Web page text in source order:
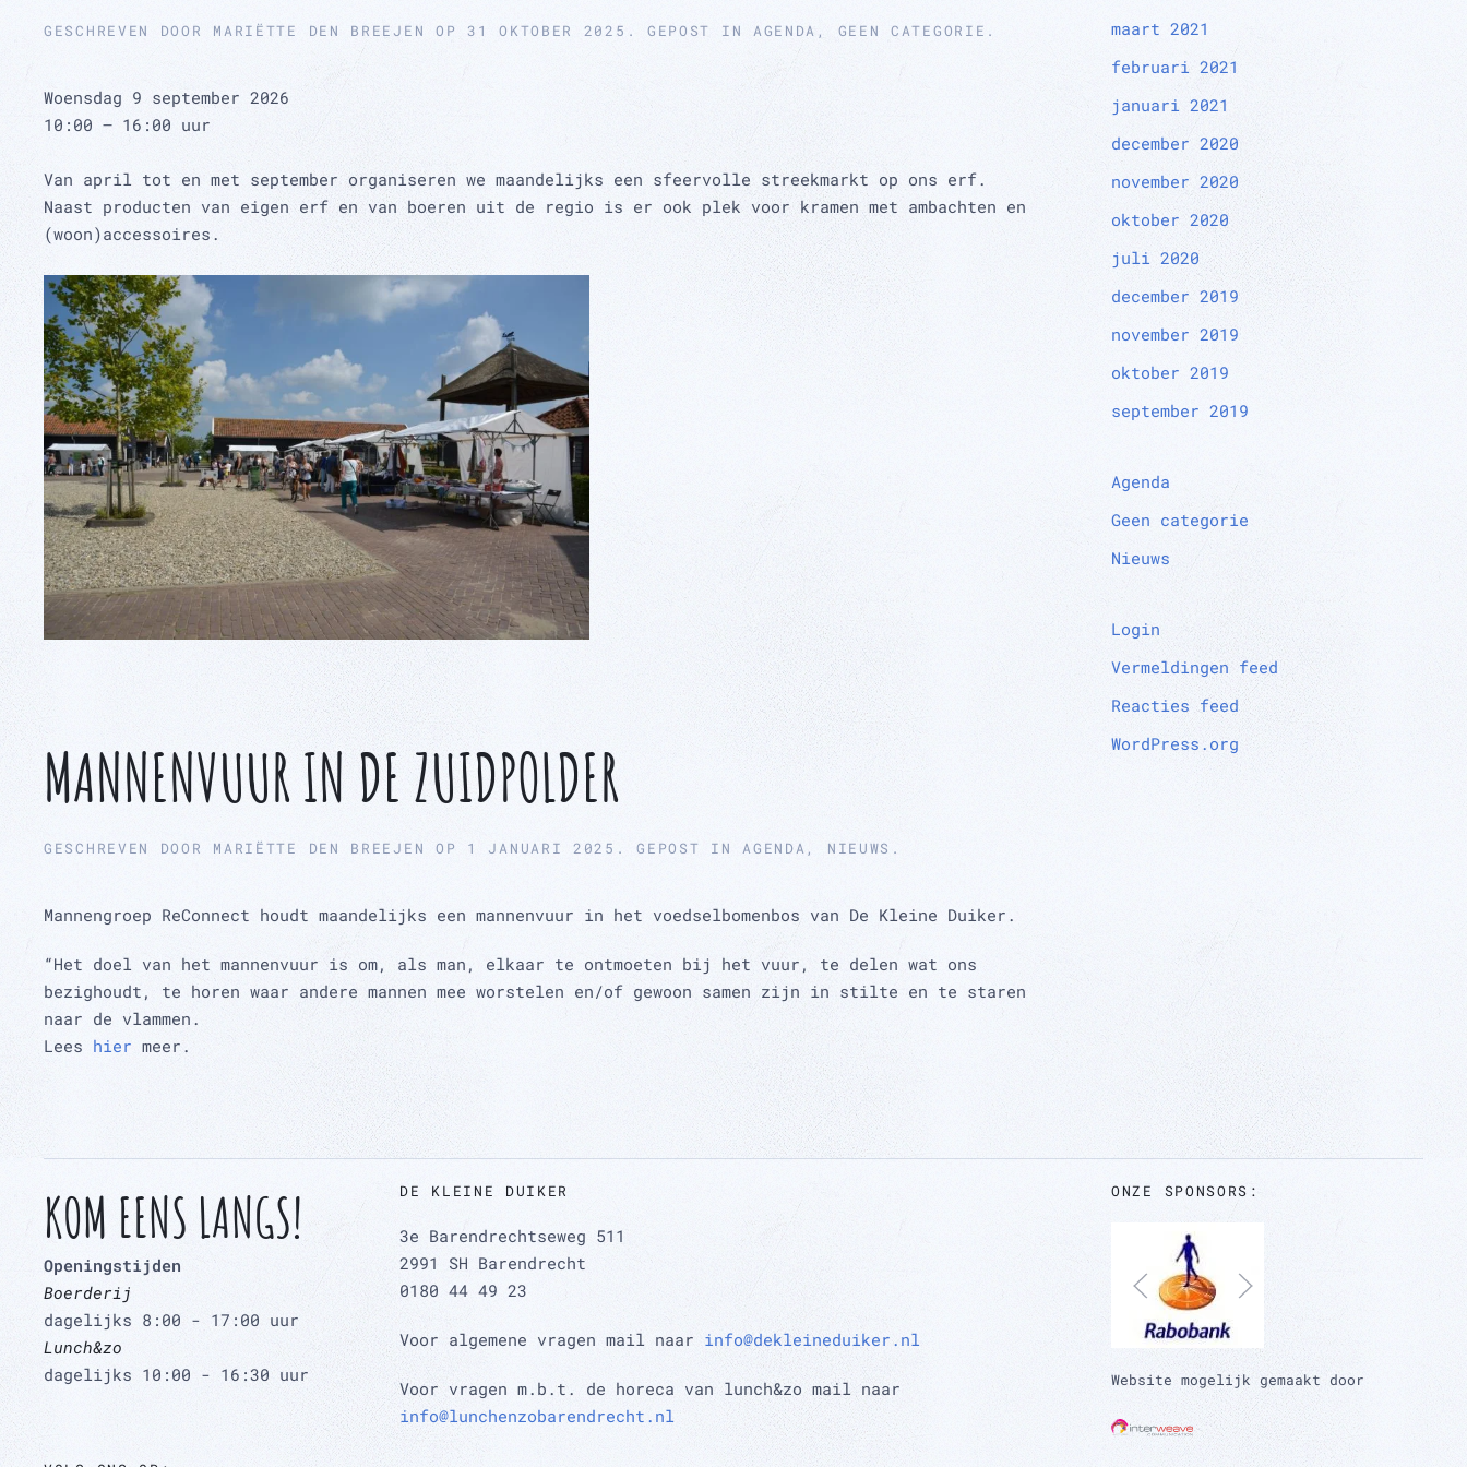
GESCHREVEN DOOR MARIËTTE DEN BREEJEN OP 31 OKTOBER 2025 . GEPOST IN AGENDA , GEEN CATEGORIE .
Woensdag 9 september 2026
10:00 – 16:00 uur
Van april tot en met september organiseren we maandelijks een sfeervolle streekmarkt op ons erf.
Naast producten van eigen erf en van boeren uit de regio is er ook plek voor kramen met ambachten en
(woon)accessoires.
MANNENVUUR IN DE ZUIDPOLDER
GESCHREVEN DOOR MARIËTTE DEN BREEJEN OP 1 JANUARI 2025 . GEPOST INAGENDA, NIEUWS .
Mannengroep ReConnect houdt maandelijks een mannenvuur in het voedselbomenbos van De Kleine Duiker.
“Het doel van het mannenvuur is om, als man, elkaar te ontmoeten bij het vuur, te delen wat ons
bezighoudt, te horen waar andere mannen mee worstelen en/of gewoon samen zijn in stilte en te staren
naar de vlammen.
Lees hier meer.
maart 2021
februari 2021
januari 2021
december 2020
november 2020
oktober 2020
juli 2020
december 2019
november 2019
oktober 2019
september 2019
Agenda
Geen categorie
Nieuws
Login
Vermeldingen feed
Reacties feed
WordPress.org
KOM EENS LANGS!
Openingstijden
Boerderij
dagelijks 8:00 - 17:00 uur
Lunch&zo
dagelijks 10:00 - 16:30 uur
DE KLEINE DUIKER
3e Barendrechtseweg 511
2991 SH Barendrecht
0180 44 49 23
Voor algemene vragen mail naar info@dekleineduiker.nl
Voor vragen m.b.t. de horeca van lunch&zo mail naar
info@lunchenzobarendrecht.nl
ONZE SPONSORS:
Website mogelijk gemaakt door